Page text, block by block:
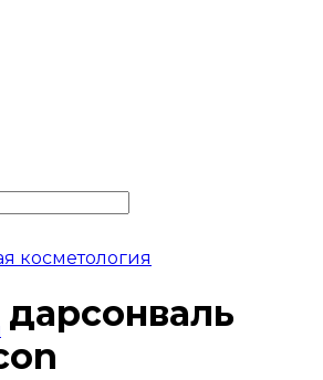
косметология